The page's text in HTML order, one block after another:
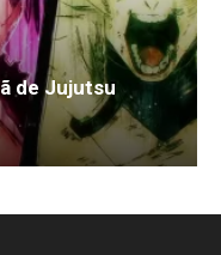
de Jujutsu